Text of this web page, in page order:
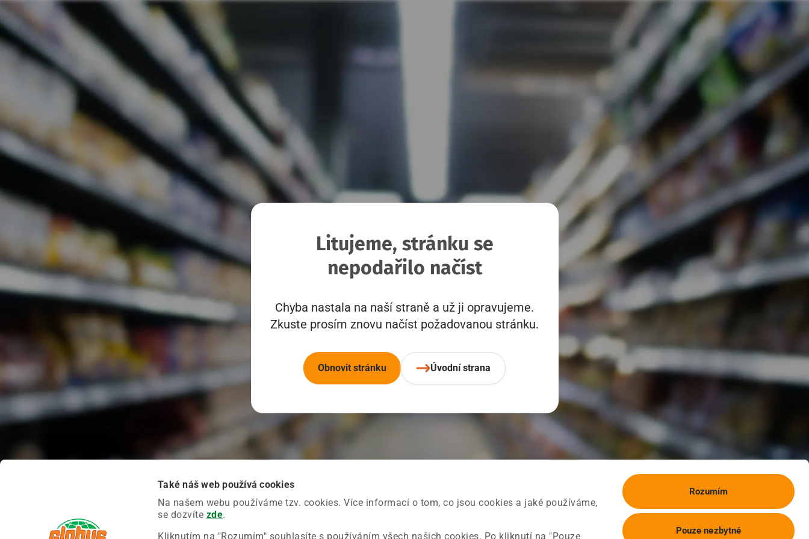
Také náš web používá cookies
Na našem webu používáme tzv. cookies. Více informací o tom, co jsou cookies a jaké používáme,
se dozvíte zde.
Kliknutím na "Rozumím" souhlasíte s používáním všech našich cookies. Po kliknutí na "Pouze
Rozumím
Pouze nezbytné
Litujeme, stránku se
nepodařilo načíst
Chyba nastala na naší straně a už ji opravujeme.
Zkuste prosím znovu načíst požadovanou stránku.
Obnovit stránku Úvodní strana